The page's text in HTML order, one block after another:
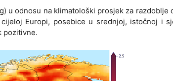
u odnosu na klimatološki prosjek za razdoblje
Europi, posebice u srednjoj, istočnoj i
pozitivne.